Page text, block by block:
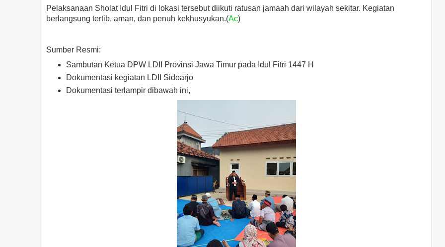
Pelaksanaan Sholat Idul Fitri di lokasi tersebut diikuti ratusan jamaah dari wilayah sekitar. Kegiatan
berlangsung tertib, aman, dan penuh kekhusyukan.(Ac)
Sumber Resmi:
Sambutan Ketua DPW LDII Provinsi Jawa Timur pada Idul Fitri 1447 H
Dokumentasi kegiatan LDII Sidoarjo
Dokumentasi terlampir dibawah ini,